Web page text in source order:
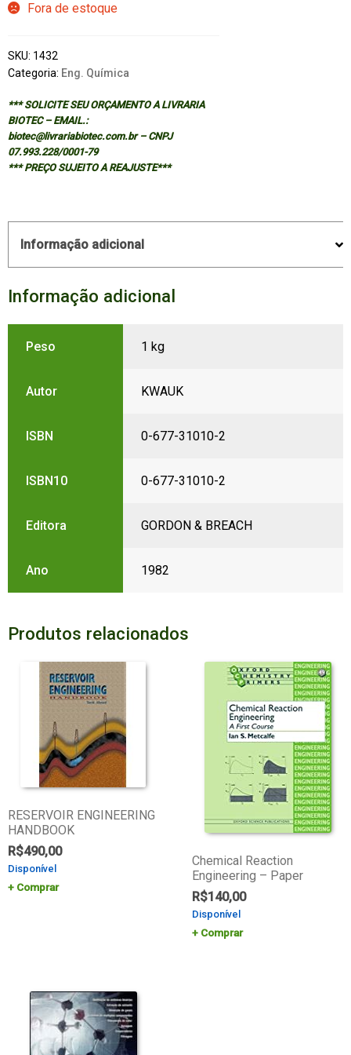
Fora de estoque
SKU: 1432
Categoria: Eng. Química
*** SOLICITE SEU ORÇAMENTO A LIVRARIA
BIOTEC – EMAIL.:
biotec@livrariabiotec.com.br – CNPJ
07.993.228/0001-79
*** PREÇO SUJEITO A REAJUSTE***
Informação adicional
Informação adicional
Peso 1 kg
Autor KWAUK
ISBN 0-677-31010-2
ISBN10 0-677-31010-2
Editora GORDON & BREACH
Ano 1982
Produtos relacionados
RESERVOIR ENGINEERING
HANDBOOK
R$490,00
Disponível
Comprar
Chemical Reaction
Engineering – Paper
R$140,00
Disponível
Comprar